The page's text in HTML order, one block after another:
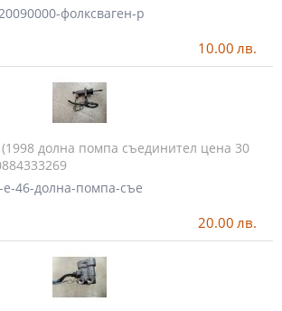
фолксваген-р
10.00 лв.
(1998 долна помпа съединител цена 30
е-46-долна-помпа-съе
20.00 лв.